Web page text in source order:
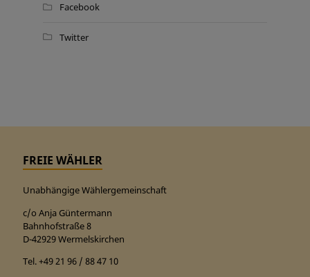
Facebook
Twitter
FREIE WÄHLER
Unabhängige Wählergemeinschaft
c/o Anja Güntermann
Bahnhofstraße 8
D-42929 Wermelskirchen
Tel. +49 21 96 / 88 47 10